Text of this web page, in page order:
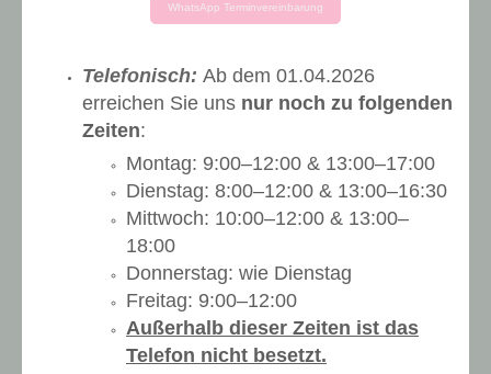
WhatsApp Terminvereinbarung
Telefonisch: Ab dem 01.04.2026
erreichen Sie uns nur noch zu folgenden
Zeiten:
Montag: 9:00–12:00 & 13:00–17:00
Dienstag: 8:00–12:00 & 13:00–16:30
Mittwoch: 10:00–12:00 & 13:00–
18:00
Donnerstag: wie Dienstag
Freitag: 9:00–12:00
Außerhalb dieser Zeiten ist das
Telefon nicht besetzt.